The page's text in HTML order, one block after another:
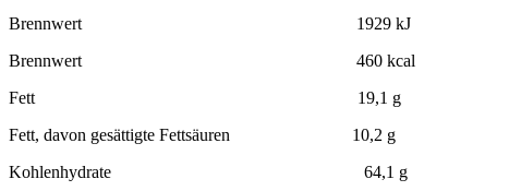
Brennwert 1929 kJ
Brennwert 460 kcal
Fett 19,1 g
Fett, davon gesättigte Fettsäuren 10,2 g
Kohlenhydrate 64,1 g